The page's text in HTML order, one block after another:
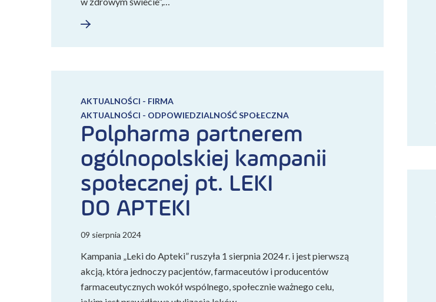
AKTUALNOŚCI - FIRMA
AKTUALNOŚCI - ODPOWIEDZIALNOŚĆ SPOŁECZNA
Polpharma partnerem
ogólnopolskiej kampanii
społecznej pt. LEKI
DO APTEKI
09 sierpnia 2024
Kampania „Leki do Apteki” ruszyła 1 sierpnia 2024 r. i jest pierwszą
akcją, która jednoczy pacjentów, farmaceutów i producentów
farmaceutycznych wokół wspólnego, społecznie ważnego celu,